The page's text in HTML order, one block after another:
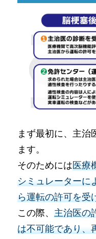
まず最初に、主治
ます。
そのためには医療
シミュレーターに
ら運転の許可を受
この際、主治医の
は不可能であり、